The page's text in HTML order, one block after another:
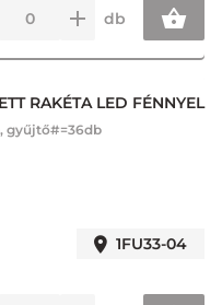
db
RAKÉTA LED FÉNNYEL
gyűjtő#=36db
1FU33-04